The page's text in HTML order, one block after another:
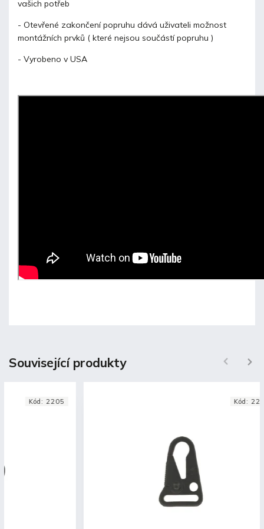
vašich potřeb
- Otevřené zakončení popruhu dává uživateli možnost
montážních prvků ( které nejsou součástí popruhu )
- Vyrobeno v USA
Související produkty Next